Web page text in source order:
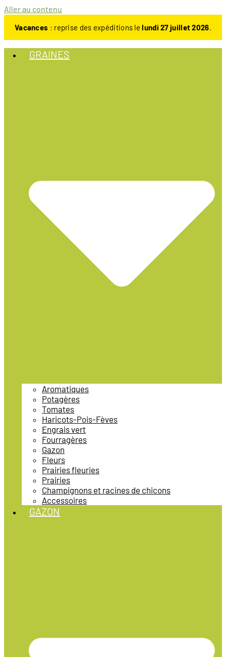
Aller au contenu
Vacances : reprise des expéditions lelundi 27 juillet 2026.
GRAINES
Aromatiques
Potagères
Tomates
Haricots-Pois-Fèves
Engrais vert
Fourragères
Gazon
Fleurs
Prairies fleuries
Prairies
Champignons et racines de chicons
Accessoires
GAZON